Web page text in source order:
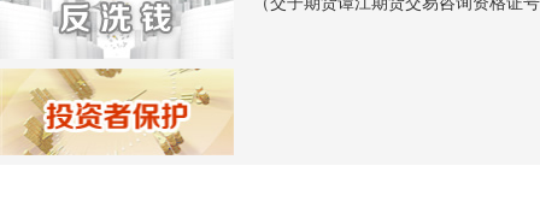
北京营业部：010-65005128
广州营业部：020-28129909，020-
28129902
青岛营业部：0532-83101951、
0532-83101962